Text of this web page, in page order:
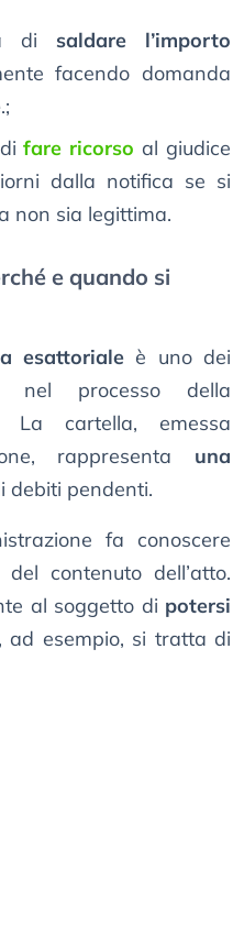
di saldare l’importo
facendo domanda
.;
difare ricorso al giudice
dalla notifica se si
non sia legittima.
e quando si
esattoriale è uno dei
nel processo della
La cartella, emessa
rappresenta una
debiti pendenti.
fa conoscere
del contenuto dell’atto.
al soggetto di potersi
ad esempio, si tratta di